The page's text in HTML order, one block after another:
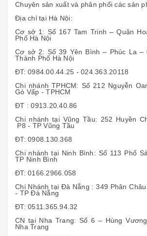
Chuyên sản xuất và phân phối các sản
Địa chỉ tại Hà Nội:
Cơ sở 1: Số 167 Tam Trinh – Quận
Phố Hà Nội
Cơ sở 2: Số 39 Yên Bình – Phúc La –
Thành Phố Hà Nội
ĐT: 0984.00.44.25 - 024.363.20118
Chi nhánh TPHCM: Số 212 Nguyễn
Gò Vấp - TPHCM
ĐT : 0913.20.40.86
Chi nhánh tại Vũng Tầu: 252 Huyền
P8 - TP Vũng Tầu
ĐT: 0908.130.368
Chi nhánh tại Ninh Bình: Số 113 Phố
TP Ninh Bình
ĐT: 0166.2966.058
Chi Nhánh tại Đà Nẵng : 349 Phân
- TP Đà Nẵng
ĐT: 0511.365.94.32
CN tại Nha Trang: Số 6 – Hùng
Nha Trang